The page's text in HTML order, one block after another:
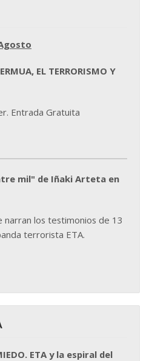
EL TERRORISMO Y
Entrada Gratuita
mil" de Iñaki Arteta en
narran los testimonios de 13
terrorista ETA.
ETA y la espiral del